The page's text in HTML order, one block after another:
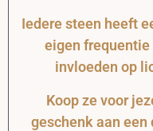
Iedere steen heeft
eigen
invloeden op
Koop ze voor
geschenk aan een